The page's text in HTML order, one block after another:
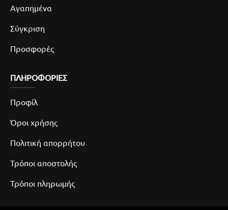
Αγαπημένα
Σύγκριση
Προσφορές
ΠΛΗΡΟΦΟΡΙΕΣ
Προφίλ
Όροι χρήσης
Πολιτική απορρήτου
Τρόποι αποστολής
Τρόποι πληρωμής